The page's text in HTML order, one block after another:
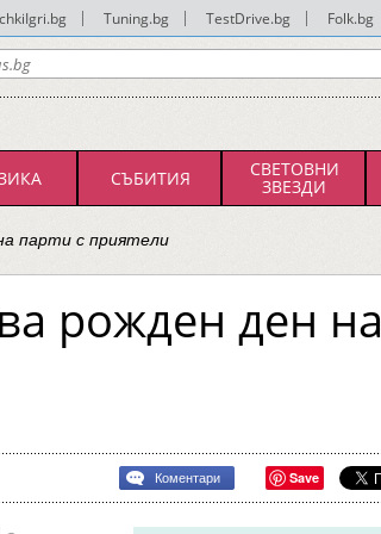
Tuning.bg TestDrive.bg Folk.bg
СЪБИТИЯ СВЕТОВНИ
ЗВЕЗДИ
парти с приятели
рожден ден на
Коментари Save